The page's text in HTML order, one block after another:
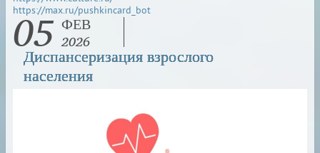
https://max.ru/pushkincard_bot
05 ФЕВ
2026
Диспансеризация взрослого
населения